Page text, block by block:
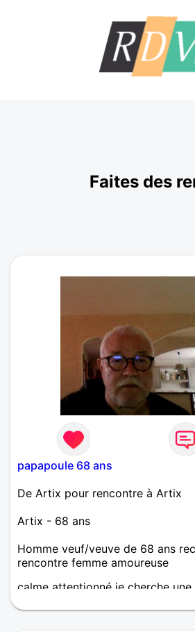
Faites des
papapoule 68 ans
De Artix pour rencontre à Artix
Artix - 68 ans
Homme veuf/veuve de 68 ans
rencontre femme amoureuse
calme attentionné je cherche une
pour un bout de chemin